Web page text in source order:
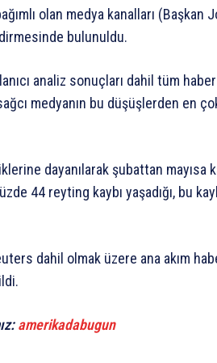
olan medya kanalları (Başkan
bulunuldu.
analiz sonuçları dahil tüm haber
medyanın bu düşüşlerden en
dayanılarak şubattan mayısa
44 reyting kaybı yaşadığı, bu
dahil olmak üzere ana akım
amerikadabugun